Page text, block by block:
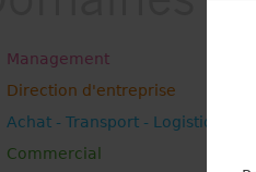
Management
Direction d'entreprise
Achat - Transport - Logistique
Commercial